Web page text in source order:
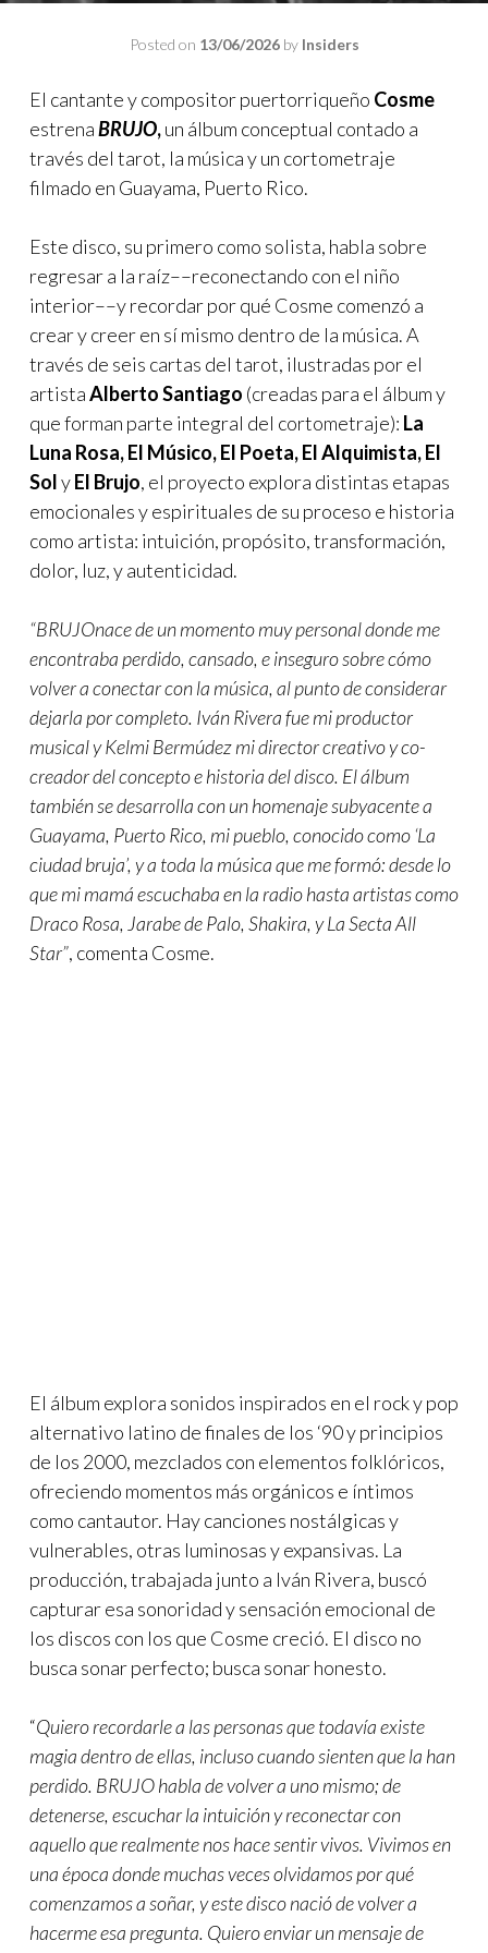
Posted on 13/06/2026by Insiders
El cantante y compositor puertorriqueño Cosme
estrenaBRUJO,un álbum conceptual contado a
través del tarot, la música y un cortometraje
filmado en Guayama, Puerto Rico.
Este disco, su primero como solista, habla sobre
regresar a la raíz––reconectando con el niño
interior––y recordar por qué Cosme comenzó a
crear y creer en sí mismo dentro de la música. A
través de seis cartas del tarot, ilustradas por el
artistaAlberto Santiago (creadas para el álbum y
que forman parte integral del cortometraje): La
Luna Rosa, El Músico, El Poeta, El Alquimista, El
SolyEl Brujo, el proyecto explora distintas etapas
emocionales y espirituales de su proceso e historia
como artista: intuición, propósito, transformación,
dolor, luz, y autenticidad.
“BRUJOnace de un momento muy personal donde me
encontraba perdido, cansado, e inseguro sobre cómo
volver a conectar con la música, al punto de considerar
dejarla por completo. Iván Rivera fue mi productor
musical y Kelmi Bermúdez mi director creativo y co-
creador del concepto e historia del disco. El álbum
también se desarrolla con un homenaje subyacente a
Guayama, Puerto Rico, mi pueblo, conocido como ‘La
ciudad bruja’, y a toda la música que me formó: desde lo
que mi mamá escuchaba en la radio hasta artistas como
Draco Rosa, Jarabe de Palo, Shakira, y La Secta All
Star”, comenta Cosme.
El álbum explora sonidos inspirados en el rock y pop
alternativo latino de finales de los ‘90 y principios
de los 2000, mezclados con elementos folklóricos,
ofreciendo momentos más orgánicos e íntimos
como cantautor. Hay canciones nostálgicas y
vulnerables, otras luminosas y expansivas. La
producción, trabajada junto a Iván Rivera, buscó
capturar esa sonoridad y sensación emocional de
los discos con los que Cosme creció. El disco no
busca sonar perfecto; busca sonar honesto.
“Quiero recordarle a las personas que todavía existe
magia dentro de ellas, incluso cuando sienten que la han
perdido. BRUJO habla de volver a uno mismo; de
detenerse, escuchar la intuición y reconectar con
aquello que realmente nos hace sentir vivos. Vivimos en
una época donde muchas veces olvidamos por qué
comenzamos a soñar, y este disco nació de volver a
hacerme esa pregunta. Quiero enviar un mensaje de